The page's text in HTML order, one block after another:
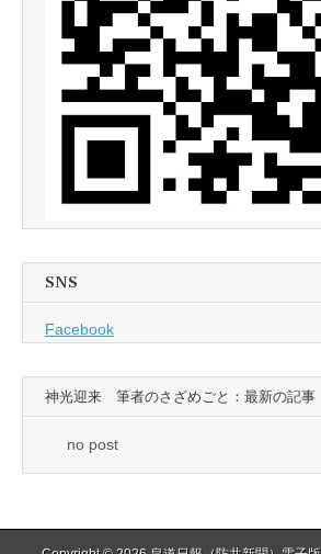
SNS
Facebook
神光迎来 筆者のさざめごと：最新の記事
no post